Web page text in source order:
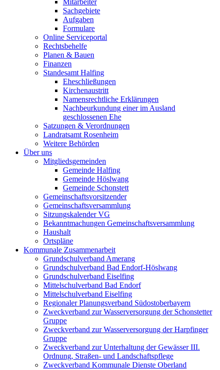
Mitarbeiter
Sachgebiete
Aufgaben
Formulare
Online Serviceportal
Rechtsbehelfe
Planen & Bauen
Finanzen
Standesamt Halfing
Eheschließungen
Kirchenaustritt
Namensrechtliche Erklärungen
Nachbeurkundung einer im Ausland
geschlossenen Ehe
Satzungen & Verordnungen
Landratsamt Rosenheim
Weitere Behörden
Über uns
Mitgliedsgemeinden
Gemeinde Halfing
Gemeinde Höslwang
Gemeinde Schonstett
Gemeinschaftsvorsitzender
Gemeinschaftsversammlung
Sitzungskalender VG
Bekanntmachungen Gemeinschaftsversammlung
Haushalt
Ortspläne
Kommunale Zusammenarbeit
Grundschulverband Amerang
Grundschulverband Bad Endorf-Höslwang
Grundschulverband Eiselfing
Mittelschulverband Bad Endorf
Mittelschulverband Eiselfing
Regionaler Planungsverband Südostoberbayern
Zweckverband zur Wasserversorgung der Schonstetter
Gruppe
Zweckverband zur Wasserversorgung der Harpfinger
Gruppe
Zweckverband zur Unterhaltung der Gewässer III.
Ordnung, Straßen- und Landschaftspflege
Zweckverband Kommunale Dienste Oberland